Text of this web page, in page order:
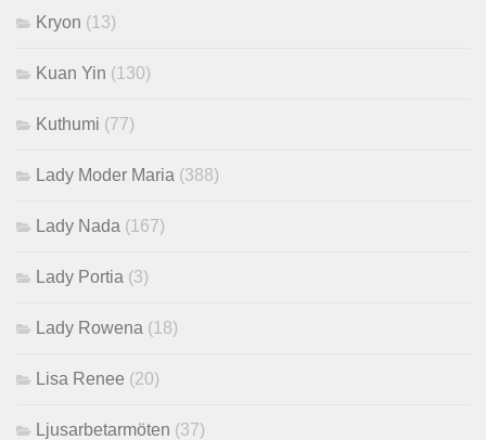
Kryon (13)
Kuan Yin (130)
Kuthumi (77)
Lady Moder Maria (388)
Lady Nada (167)
Lady Portia (3)
Lady Rowena (18)
Lisa Renee (20)
Ljusarbetarmöten (37)